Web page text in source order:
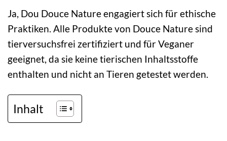
Ja, Dou Douce Nature engagiert sich für ethische
Praktiken. Alle Produkte von Douce Nature sind
tierversuchsfrei zertifiziert und für Veganer
geeignet, da sie keine tierischen Inhaltsstoffe
enthalten und nicht an Tieren getestet werden.
Inhalt